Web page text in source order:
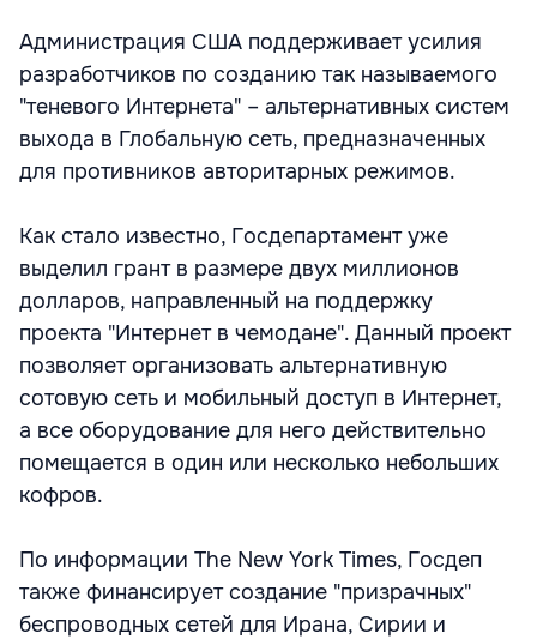
Администрация США поддерживает усилия
разработчиков по созданию так называемого
"теневого Интернета" – альтернативных систем
выхода в Глобальную сеть, предназначенных
для противников авторитарных режимов.
Как стало известно, Госдепартамент уже
выделил грант в размере двух миллионов
долларов, направленный на поддержку
проекта "Интернет в чемодане". Данный проект
позволяет организовать альтернативную
сотовую сеть и мобильный доступ в Интернет,
а все оборудование для него действительно
помещается в один или несколько небольших
кофров.
По информации The New York Times, Госдеп
также финансирует создание "призрачных"
беспроводных сетей для Ирана, Сирии и